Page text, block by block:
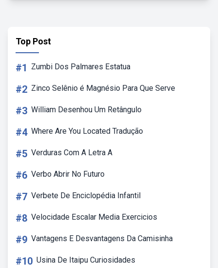
Top Post
#1 Zumbi Dos Palmares Estatua
#2 Zinco Selênio é Magnésio Para Que Serve
#3 William Desenhou Um Retângulo
#4 Where Are You Located Tradução
#5 Verduras Com A Letra A
#6 Verbo Abrir No Futuro
#7 Verbete De Enciclopédia Infantil
#8 Velocidade Escalar Media Exercicios
#9 Vantagens E Desvantagens Da Camisinha
#10 Usina De Itaipu Curiosidades